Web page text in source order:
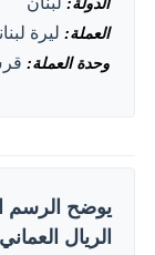
العملة ليرة
وحدة العملة
يوضح الرسم
الريال العماني